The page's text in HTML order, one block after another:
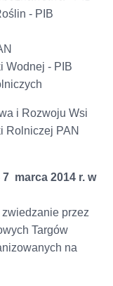
- PIB
Wodnej - PIB
i Rozwoju Wsi
Rolniczej PAN
7 marca 2014 r. w
przez
Targów
na